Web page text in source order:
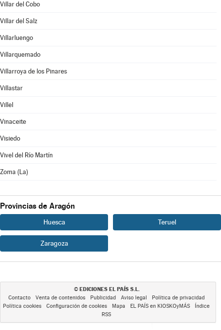
Villar del Cobo
Villar del Salz
Villarluengo
Villarquemado
Villarroya de los Pinares
Villastar
Villel
Vinaceite
Visiedo
Vivel del Río Martín
Zoma (La)
Provincias de Aragón
Huesca Teruel
Zaragoza
© EDICIONES EL PAÍS S.L.
Contacto Venta de contenidos Publicidad Aviso legal
Política de privacidad
Política cookies
Configuración de cookies Mapa EL PAÍS en KIOSKOyMÁS
Índice
RSS